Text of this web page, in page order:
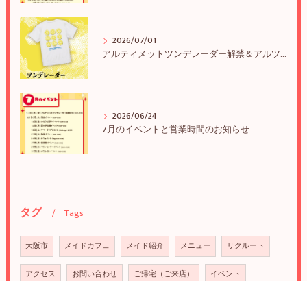
2026/07/01
アルティメットツンデレーダー解禁＆アルツンBIGTEE販売のお知らせ
2026/06/24
7月のイベントと営業時間のお知らせ
タグ Tags
大阪市 メイドカフェ メイド紹介 メニュー リクルート
アクセス お問い合わせ ご帰宅（ご来店） イベント